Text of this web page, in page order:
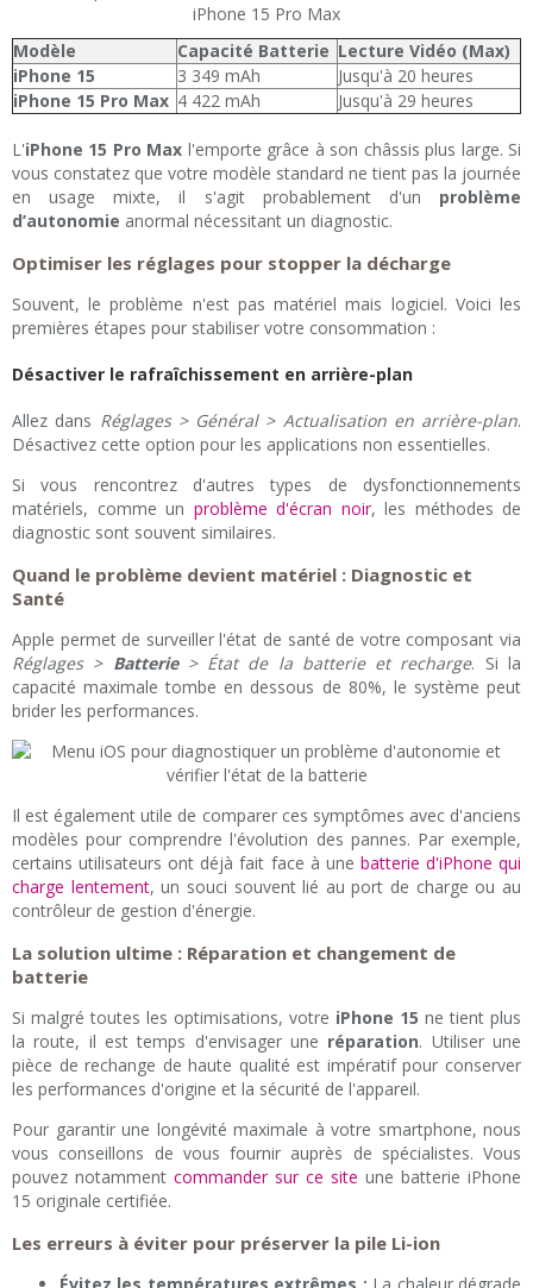
Modèle Capacité Batterie Lecture Vidéo (Max)
iPhone 15
3 349 mAh
Jusqu'à 20 heures
iPhone 15 Pro Max 4 422 mAh Jusqu'à 29 heures
L'iPhone 15 Pro Max l'emporte grâce à son châssis plus large. Si
vous constatez que votre modèle standard ne tient pas la journée
en usage mixte, il s'agit probablement d'un problème
d’autonomie anormal nécessitant un diagnostic.
Optimiser les réglages pour stopper la décharge
Souvent, le problème n'est pas matériel mais logiciel. Voici les
premières étapes pour stabiliser votre consommation :
Désactiver le rafraîchissement en arrière-plan
Allez dans Réglages > Général > Actualisation en arrière-plan.
Désactivez cette option pour les applications non essentielles.
Si vous rencontrez d'autres types de dysfonctionnements
matériels, comme un problème d'écran noir, les méthodes de
diagnostic sont souvent similaires.
Quand le problème devient matériel : Diagnostic et
Santé
Apple permet de surveiller l'état de santé de votre composant via
Réglages > Batterie> État de la batterie et recharge. Si la
capacité maximale tombe en dessous de 80%, le système peut
brider les performances.
Il est également utile de comparer ces symptômes avec d'anciens
modèles pour comprendre l'évolution des pannes. Par exemple,
certains utilisateurs ont déjà fait face à une batterie d'iPhone qui
charge lentement, un souci souvent lié au port de charge ou au
contrôleur de gestion d'énergie.
La solution ultime : Réparation et changement de
batterie
Si malgré toutes les optimisations, votre iPhone 15 ne tient plus
la route, il est temps d'envisager une réparation. Utiliser une
pièce de rechange de haute qualité est impératif pour conserver
les performances d'origine et la sécurité de l'appareil.
Pour garantir une longévité maximale à votre smartphone, nous
vous conseillons de vous fournir auprès de spécialistes. Vous
pouvez notamment commander sur ce site une batterie iPhone
15 originale certifiée.
Les erreurs à éviter pour préserver la pile Li-ion
Évitez les températures extrêmes : La chaleur dégrade